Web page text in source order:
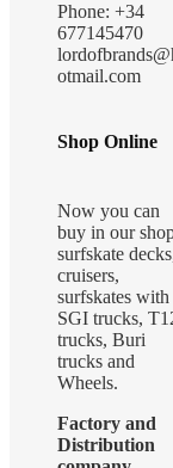
Phone: +34
677145470
otmail.com
Shop Online
Now you can
buy in our
surfskate
cruisers,
surfskates with
SGI trucks,
trucks, Buri
trucks and
Wheels.
Factory and
Distribution